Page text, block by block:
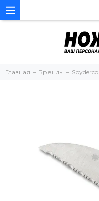
Главная Бренды Spyderco